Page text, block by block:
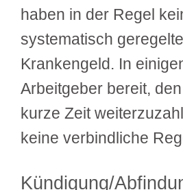
haben in der Regel
systematisch
Krankengeld. In
Arbeitgeber bereit,
kurze Zeit
keine verbindliche
Kündigung/